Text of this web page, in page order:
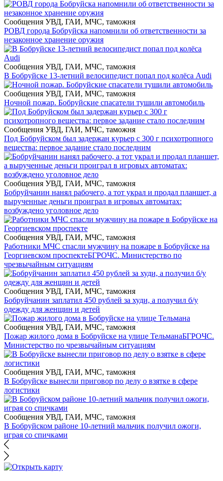
Сообщения УВД, ГАИ, МЧС, таможня
РОВД города Бобруйска напомнили об ответственности за
незаконное хранение оружия
Сообщения УВД, ГАИ, МЧС, таможня
В Бобруйске 13-летний велосипедист попал под колёса Audi
Сообщения УВД, ГАИ, МЧС, таможня
Ночной пожар. Бобруйские спасатели тушили автомобиль
Сообщения УВД, ГАИ, МЧС, таможня
Под Бобруйском был задержан курьер с 300 г психотропного
вещества: первое задание стало последним
Сообщения УВД, ГАИ, МЧС, таможня
Бобруйчанин нанял рабочего, а тот украл и продал планшет, а
вырученные деньги проиграл в игровых автоматах:
возбуждено уголовное дело
Сообщения УВД, ГАИ, МЧС, таможня
Работники МЧС спасли мужчину на пожаре в Бобруйске на
Георгиевском проспектеБГРОЧС. Министерство по
чрезвычайным ситуациям
Сообщения УВД, ГАИ, МЧС, таможня
Бобруйчанин заплатил 450 рублей за худи, а получил б/у
одежду для женщин и детей
Сообщения УВД, ГАИ, МЧС, таможня
Пожар жилого дома в Бобруйске на улице ТельманаБГРОЧС.
Министерство по чрезвычайным ситуациям
Сообщения УВД, ГАИ, МЧС, таможня
В Бобруйске вынесли приговор по делу о взятке в сфере
логистики
Сообщения УВД, ГАИ, МЧС, таможня
В Бобруйском районе 10-летний мальчик получил ожоги,
играя со спичками